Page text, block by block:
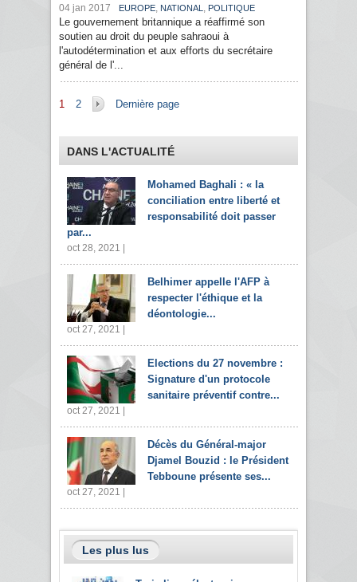
04 jan 2017 EUROPE, NATIONAL , POLITIQUE
Le gouvernement britannique a réaffirmé son
soutien au droit du peuple sahraoui à
l'autodétermination et aux efforts du secrétaire
général de l'...
Pages
1 2 Dernière page
DANS L'ACTUALITÉ
Mohamed Baghali : « la
conciliation entre liberté et
responsabilité doit passer
par...
oct 28, 2021 |
Belhimer appelle l'AFP à
respecter l'éthique et la
déontologie...
oct 27, 2021 |
Elections du 27 novembre :
Signature d'un protocole
sanitaire préventif contre...
oct 27, 2021 |
Décès du Général-major
Djamel Bouzid : le Président
Tebboune présente ses...
oct 27, 2021 |
Les plus lus